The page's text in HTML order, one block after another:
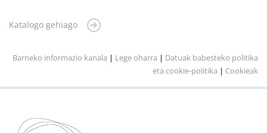
Katalogo gehiago
Barneko informazio kanala | Lege oharra | Datuak babesteko politika
eta cookie-politika | Cookieak